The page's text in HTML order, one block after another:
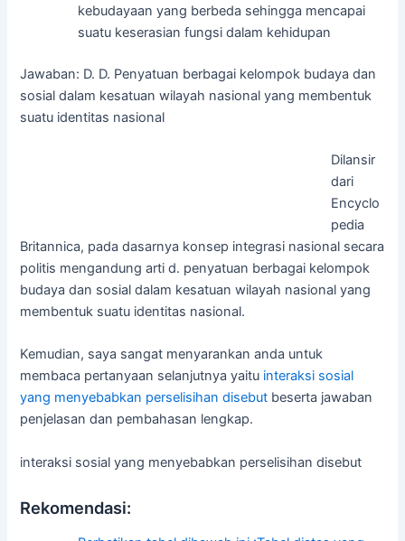
kebudayaan yang berbeda sehingga mencapai
suatu keserasian fungsi dalam kehidupan
Jawaban: D. D. Penyatuan berbagai kelompok budaya dan
sosial dalam kesatuan wilayah nasional yang membentuk
suatu identitas nasional
Dilansir
dari
Encyclo
pedia
Britannica, pada dasarnya konsep integrasi nasional secara
politis mengandung arti d. penyatuan berbagai kelompok
budaya dan sosial dalam kesatuan wilayah nasional yang
membentuk suatu identitas nasional.
Kemudian, saya sangat menyarankan anda untuk
membaca pertanyaan selanjutnya yaitu interaksi sosial
yang menyebabkan perselisihan disebut beserta jawaban
penjelasan dan pembahasan lengkap.
interaksi sosial yang menyebabkan perselisihan disebut
Rekomendasi: